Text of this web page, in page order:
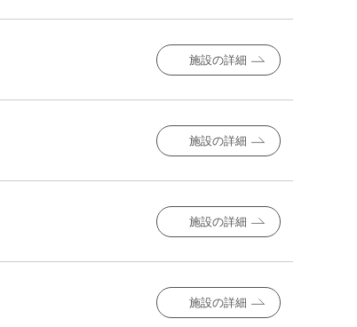
施設の詳細
施設の詳細
施設の詳細
施設の詳細